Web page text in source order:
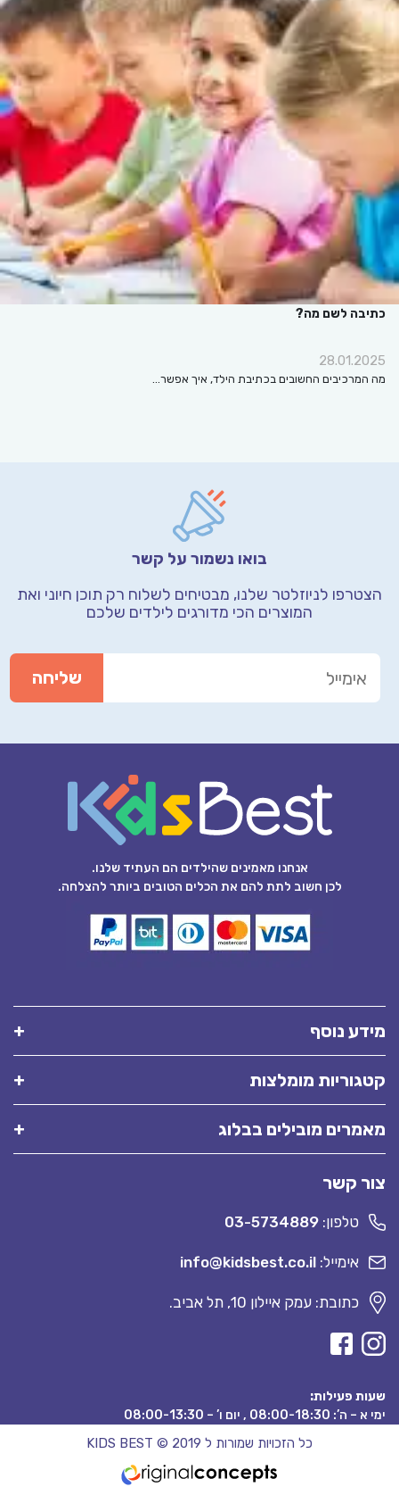
כתיבה לשם מה?
28.01.2025
מה המרכיבים החשובים בכתיבת הילד, איך אפשר…
בואו נשמור על קשר
הצטרפו לניוזלטר שלנו, מבטיחים לשלוח רק תוכן חיוני ואת
המוצרים הכי מדורגים לילדים שלכם
אנחנו מאמינים שהילדים הם העתיד שלנו.
לכן חשוב לתת להם את הכלים הטובים ביותר להצלחה.
מידע נוסף
קטגוריות מומלצות
מאמרים מובילים בבלוג
צור קשר
טלפון: 03-5734889
אימייל: info@kidsbest.co.il
כתובת: עמק איילון 10, תל אביב.
שעות פעילות:
ימי א – ה’: 08:00-18:30 , יום ו’ – 08:00-13:30
כל הזכויות שמורות ל KIDS BEST © 2019